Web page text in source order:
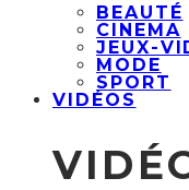
BEAUTÉ
CINEMA
JEUX-
MODE
SPORT
VIDÉOS